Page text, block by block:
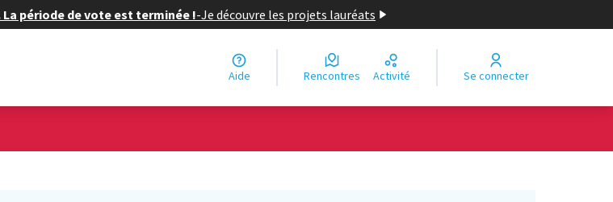
période de vote est terminée !-Je découvre les projets lauréats
Aide Rencontres Activité Se connecter